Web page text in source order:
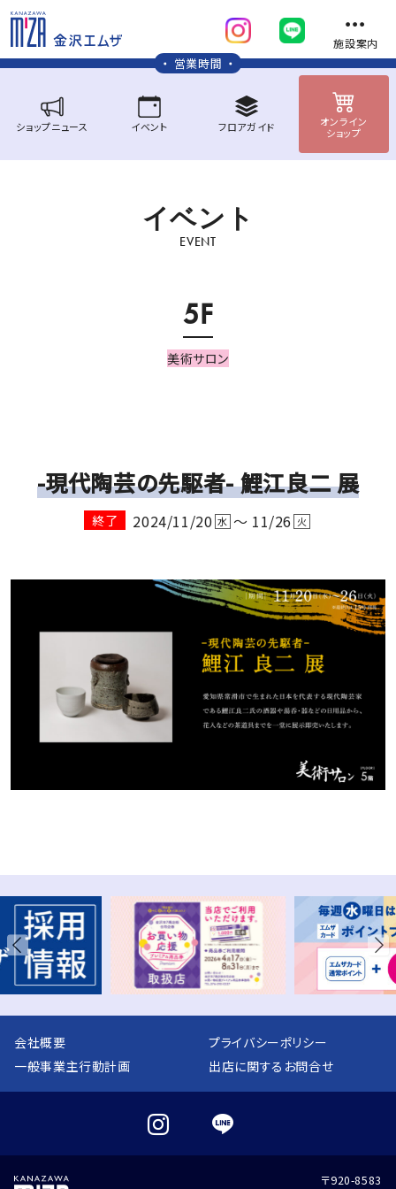
施設案内
営業時間
ショップニュース イベント フロアガイド
オンライン
ショップ
イベン ト
EVENT
5F
美術サロン
-現代陶芸の先駆者- 鯉江良二 展
終了 2024/11/20 水 ～ 11/26 火
会社概要
プライバシーポリシー
一般事業主行動計画
出店に関するお問合せ
〒920-8583